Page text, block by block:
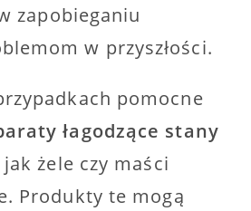
zapobieganiu
w przyszłości.
pomocne
łagodzące stany
żele czy maści
Produkty te mogą